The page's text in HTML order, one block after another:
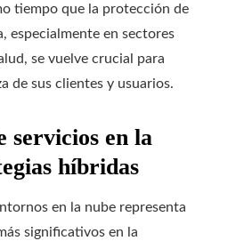
tiempo que la protección de
especialmente en sectores
se vuelve crucial para
de sus clientes y usuarios.
servicios en la
híbridas
en la nube representa
significativos en la